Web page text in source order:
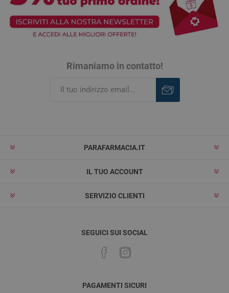
Rimaniamo in contatto!
PARAFARMACIA.IT
IL TUO ACCOUNT
SERVIZIO CLIENTI
SEGUICI SUI SOCIAL
PAGAMENTI SICURI